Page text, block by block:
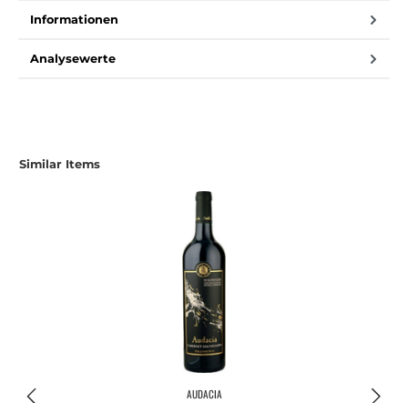
Informationen
Analysewerte
Similar Items
AUDACIA